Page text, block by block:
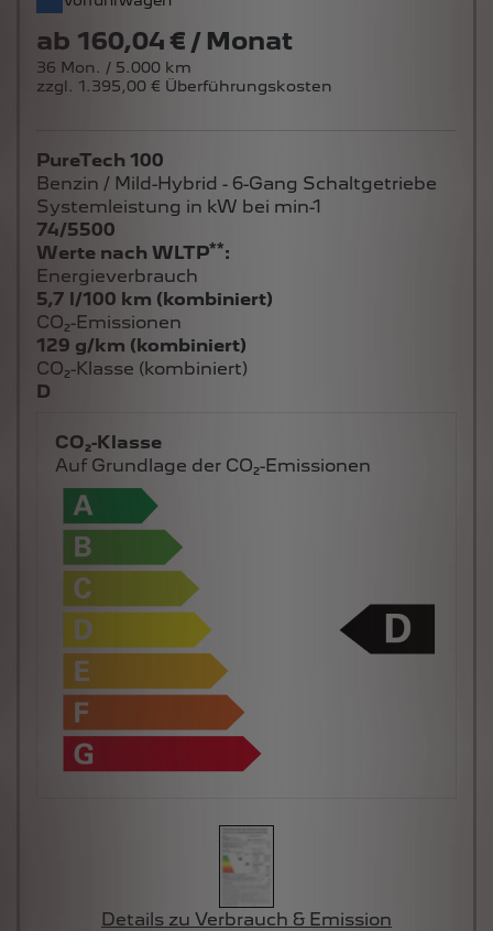
ab 160,04 € / Monat
36 Mon. / 5.000 km
zzgl. 1.395,00 € Überführungskosten
PureTech 100
Benzin / Mild-Hybrid - 6-Gang Schaltgetriebe
Systemleistung in kW bei min-1
74/5500
Werte nach WLTP**:
Energieverbrauch
5,7 l/100 km (kombiniert)
CO₂-Emissionen
129 g/km (kombiniert)
CO₂-Klasse (kombiniert)
D
CO₂-Klasse
Auf Grundlage der CO₂-Emissionen
Details zu Verbrauch & Emission